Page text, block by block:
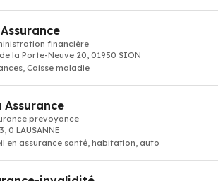
Assurance
financière
la Porte-Neuve 20, 01950 SION
Caisse maladie
Assurance
prevoyance
0 LAUSANNE
en assurance santé, habitation, auto